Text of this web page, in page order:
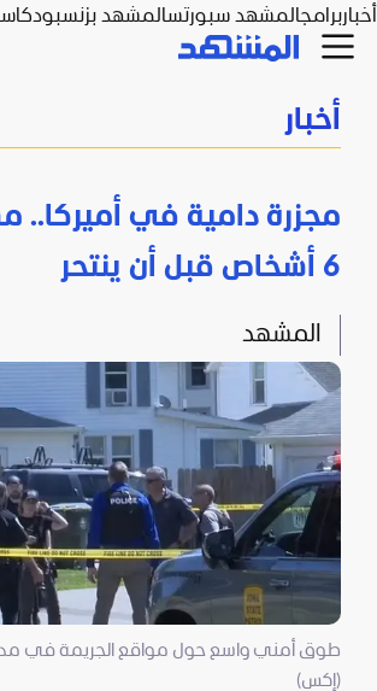
أخباربرامجالمشهد سبورتسالمشهد بزنس
أخبار
مجزرة دامية في أميركا..
6 أشخاص قبل أن ينتحر
المشهد
طوق أمني واسع حول مواقع الجريمة في
(إكس)